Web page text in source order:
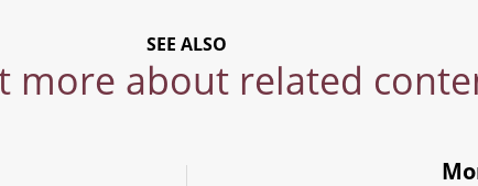
SEE ALSO
more about related